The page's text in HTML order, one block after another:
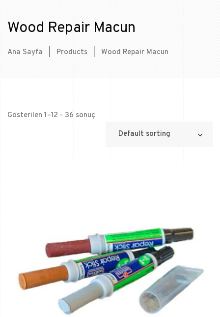
Wood Repair Macun
Ana Sayfa Products Wood Repair Macun
Gösterilen 1–12 - 36 sonuç
Default sorting